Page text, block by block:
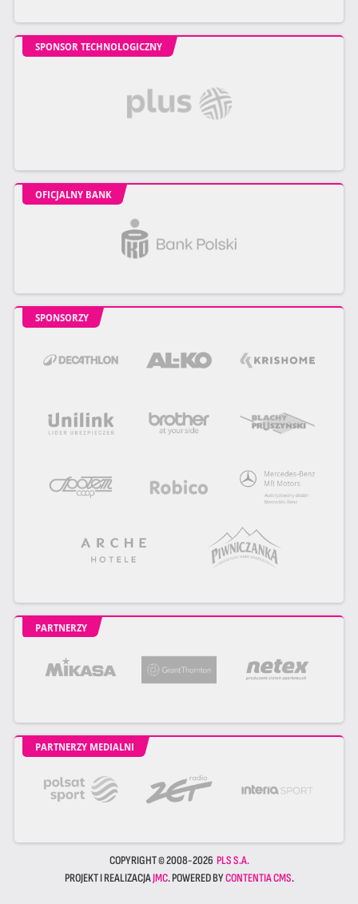
SPONSOR TECHNOLOGICZNY
OFICJALNY BANK
SPONSORZY
PARTNERZY
PARTNERZY MEDIALNI
COPYRIGHT © 2008-2026 PLS S.A.
PROJEKT I REALIZACJAJMC. POWERED BYCONTENTIA CMS.